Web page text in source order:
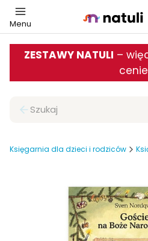
Menu
ZESTAWY NATULI –
Zamknij wyszukiwarkę
Księgarnia dla dzieci i rodziców